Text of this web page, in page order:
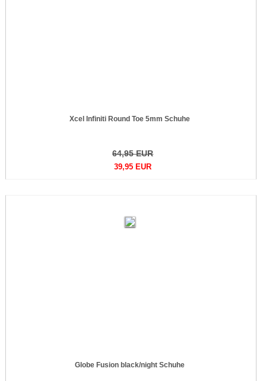
Xcel Infiniti Round Toe 5mm Schuhe
64,95 EUR
39,95 EUR
Globe Fusion black/night Schuhe